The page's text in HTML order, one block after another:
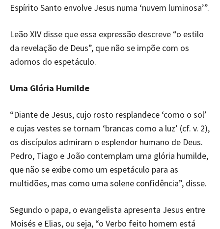
Espírito Santo envolve Jesus numa ‘nuvem luminosa’”.
Leão XIV disse que essa expressão descreve “o estilo
da revelação de Deus”, que não se impõe com os
adornos do espetáculo.
Uma Glória Humilde
“Diante de Jesus, cujo rosto resplandece ‘como o sol’
e cujas vestes se tornam ‘brancas como a luz’ (cf. v. 2),
os discípulos admiram o esplendor humano de Deus.
Pedro, Tiago e João contemplam uma glória humilde,
que não se exibe como um espetáculo para as
multidões, mas como uma solene confidência”, disse.
Segundo o papa, o evangelista apresenta Jesus entre
Moisés e Elias, ou seja, “o Verbo feito homem está